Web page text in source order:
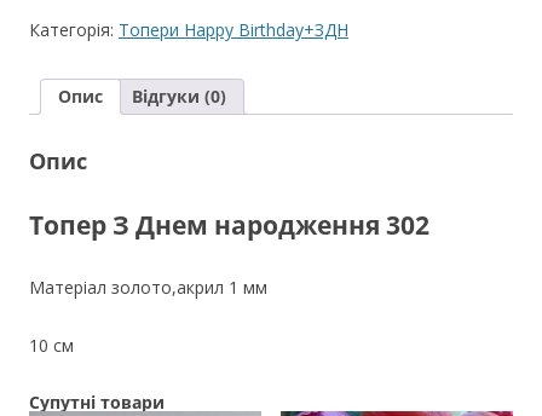
народження
кількість
Категорія: Топери Happy Birthday+ЗДН
Опис Відгуки (0)
Опис
Топер З Днем народження 302
Матеріал золото,акрил 1 мм
10 см
Супутні товари